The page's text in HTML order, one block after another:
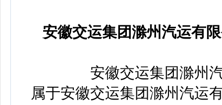
安徽交运集团滁州汽运有
安徽交运集团滁州汽
属于安徽交运集团滁州汽运